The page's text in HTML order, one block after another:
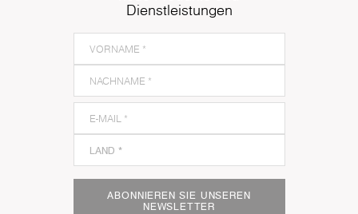
Dienstleistungen
ABONNIEREN SIE UNSEREN
NEWSLETTER